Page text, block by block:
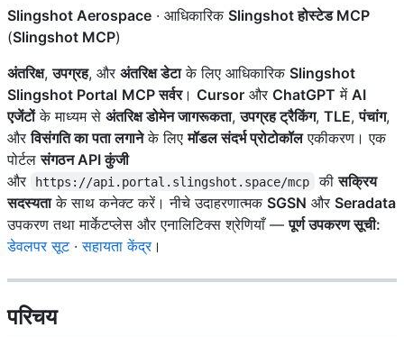
Slingshot Aerospace · आधिकारिक Slingshot होस्टेड MCP
(Slingshot MCP)
अंतरिक्ष,उपग्रह, और अंतरिक्ष डेटाके लिए आधिकारिक Slingshot
Slingshot Portal MCP सर्वर। Cursor और ChatGPT में AI
एजेंटोंके माध्यम से अंतरिक्ष डोमेन जागरूकता,उपग्रह ट्रैकिंग, TLE,पंचांग,
औरविसंगति का पता लगानेके लिएमॉडल संदर्भ प्रोटोकॉलएकीकरण। एक
पोर्टलसंगठन API कुंजी
और
https://api.portal.slingshot.space/mcp कीसक्रिय
सदस्यताके साथ कनेक्ट करें। नीचे उदाहरणात्मक SGSN और Seradata
उपकरण तथा मार्केटप्लेस और एनालिटिक्स श्रेणियाँ —पूर्ण उपकरण सूची:
डेवलपर सूट·सहायता केंद्र।
परिचय